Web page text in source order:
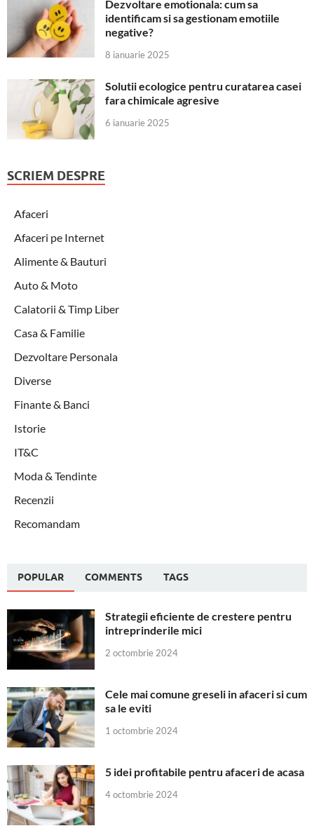
Dezvoltare emotionala: cum sa
identificam si sa gestionam emotiile
negative?
8 ianuarie 2025
Solutii ecologice pentru curatarea casei
fara chimicale agresive
6 ianuarie 2025
SCRIEM DESPRE
Afaceri
Afaceri pe Internet
Alimente & Bauturi
Auto & Moto
Calatorii & Timp Liber
Casa & Familie
Dezvoltare Personala
Diverse
Finante & Banci
Istorie
IT&C
Moda & Tendinte
Recenzii
Recomandam
POPULAR COMMENTS TAGS
Strategii eficiente de crestere pentru
intreprinderile mici
2 octombrie 2024
Cele mai comune greseli in afaceri si cum
sa le eviti
1 octombrie 2024
5 idei profitabile pentru afaceri de acasa
4 octombrie 2024